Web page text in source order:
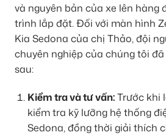
và nguyên bản của xe lên hàng
trình lắp đặt. Đối với màn hình
Kia Sedona của chị Thảo, đội
chuyên nghiệp của chúng tôi
sau:
Kiểm tra và tư vấn:Trước khi
kiểm tra kỹ lưỡng hệ thống
Sedona, đồng thời giải thích